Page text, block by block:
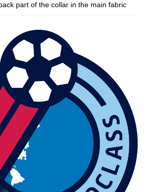
part of the collar in the main fabric